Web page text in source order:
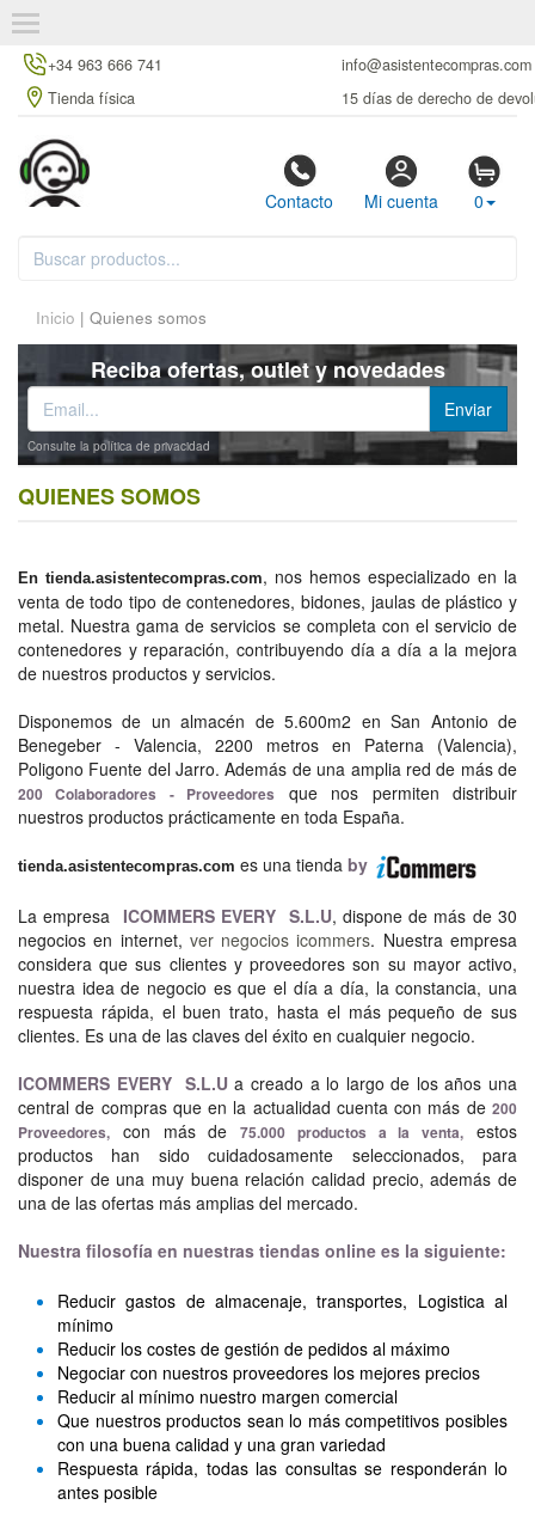
+34 963 666 741
info@asistentecompras.com
Tienda física
15 días de derecho de
Contacto Mi cuenta 0
Inicio | Quienes somos
Reciba ofertas, outlet y novedades
Consulte la política de privacidad
QUIENES SOMOS
En tienda.asistentecompras.com, nos hemos especializado en la
venta de todo tipo de contenedores, bidones, jaulas de plástico y
metal. Nuestra gama de servicios se completa con el servicio de
contenedores y reparación, contribuyendo día a día a la mejora
de nuestros productos y servicios.
Disponemos de un almacén de 5.600m2 en San Antonio de
Benegeber - Valencia, 2200 metros en Paterna (Valencia),
Poligono Fuente del Jarro. Además de una amplia red de más de
200 Colaboradores - Proveedores
que nos permiten distribuir
nuestros productos prácticamente en toda España.
tienda.asistentecompras.com es una tienda by
La empresa ICOMMERS EVERY S.L.U, dispone de más de 30
negocios en internet, ver negocios icommers. Nuestra empresa
considera que sus clientes y proveedores son su mayor activo,
nuestra idea de negocio es que el día a día, la constancia, una
respuesta rápida, el buen trato, hasta el más pequeño de sus
clientes. Es una de las claves del éxito en cualquier negocio.
ICOMMERS EVERY S.L.Ua creado a lo largo de los años una
central de compras que en la actualidad cuenta con más de 200
Proveedores, con más de75.000 productos a la venta, estos
productos han sido cuidadosamente seleccionados, para
disponer de una muy buena relación calidad precio, además de
una de las ofertas más amplias del mercado.
Nuestra filosofía en nuestras tiendas online es la siguiente:
Reducir gastos de almacenaje, transportes, Logistica al
mínimo
Reducir los costes de gestión de pedidos al máximo
Negociar con nuestros proveedores los mejores precios
Reducir al mínimo nuestro margen comercial
Que nuestros productos sean lo más competitivos posibles
con una buena calidad y una gran variedad
Respuesta rápida, todas las consultas se responderán lo
antes posible